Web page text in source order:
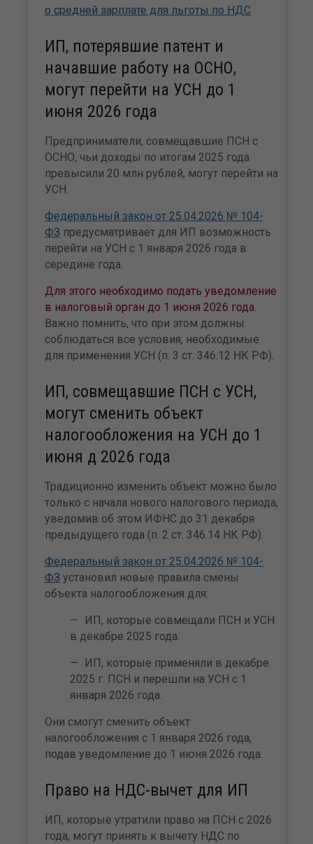
о средней зарплате для льготы по НДС
ИП, потерявшие патент и
начавшие работу на ОСНО,
могут перейти на УСН до 1
июня 2026 года
Предприниматели, совмещавшие ПСН с
ОСНО, чьи доходы по итогам 2025 года
превысили 20 млн рублей, могут перейти на
УСН.
Федеральный закон от 25.04.2026 № 104-
ФЗ предусматривает для ИП возможность
перейти на УСН с 1 января 2026 года в
середине года.
Для этого необходимо подать уведомление
в налоговый орган до 1 июня 2026 года.
Важно помнить, что при этом должны
соблюдаться все условия, необходимые
для применения УСН (п. 3 ст. 346.12 НК РФ).
ИП, совмещавшие ПСН с УСН,
могут сменить объект
налогообложения на УСН до 1
июня д 2026 года
Традиционно изменить объект можно было
только с начала нового налогового периода,
уведомив об этом ИФНС до 31 декабря
предыдущего года (п. 2 ст. 346.14 НК РФ).
Федеральный закон от 25.04.2026 № 104-
ФЗ установил новые правила смены
объекта налогообложения для:
ИП, которые совмещали ПСН и УСН
в декабре 2025 года.
ИП, которые применяли в декабре
2025 г. ПСН и перешли на УСН с 1
января 2026 года.
Они смогут сменить объект
налогообложения с 1 января 2026 года,
подав уведомление до 1 июня 2026 года.
Право на НДС-вычет для ИП
ИП, которые утратили право на ПСН с 2026
года, могут принять к вычету НДС по